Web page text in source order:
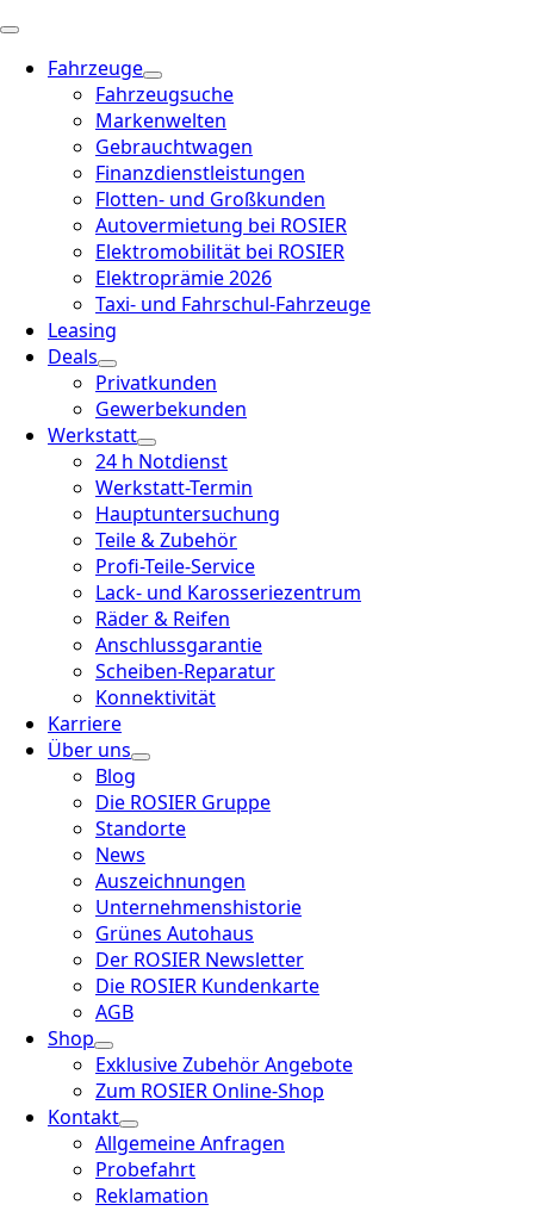
Fahrzeuge
Fahrzeugsuche
Markenwelten
Gebrauchtwagen
Finanzdienstleistungen
Flotten- und Großkunden
Autovermietung bei ROSIER
Elektromobilität bei ROSIER
Elektroprämie 2026
Taxi- und Fahrschul-Fahrzeuge
Leasing
Deals
Privatkunden
Gewerbekunden
Werkstatt
24 h Notdienst
Werkstatt-Termin
Hauptuntersuchung
Teile & Zubehör
Profi-Teile-Service
Lack- und Karosseriezentrum
Räder & Reifen
Anschlussgarantie
Scheiben-Reparatur
Konnektivität
Karriere
Über uns
Blog
Die ROSIER Gruppe
Standorte
News
Auszeichnungen
Unternehmenshistorie
Grünes Autohaus
Der ROSIER Newsletter
Die ROSIER Kundenkarte
AGB
Shop
Exklusive Zubehör Angebote
Zum ROSIER Online-Shop
Kontakt
Allgemeine Anfragen
Probefahrt
Reklamation